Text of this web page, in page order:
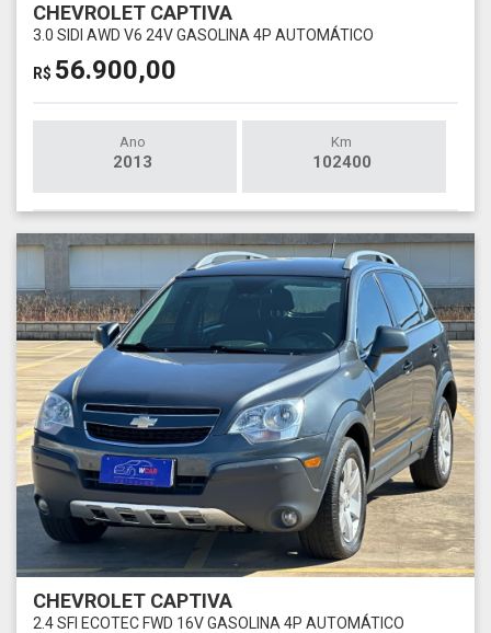
CHEVROLET CAPTIVA
3.0 SIDI AWD V6 24V GASOLINA 4P AUTOMÁTICO
R$ 56.900,00
Ano
2013
Km
102400
CHEVROLET CAPTIVA
2.4 SFI ECOTEC FWD 16V GASOLINA 4P AUTOMÁTICO